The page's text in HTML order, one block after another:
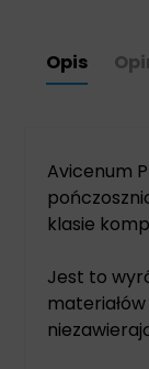
Opis
Avicenum
klasie
Jest to